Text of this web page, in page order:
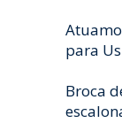
para
Broca